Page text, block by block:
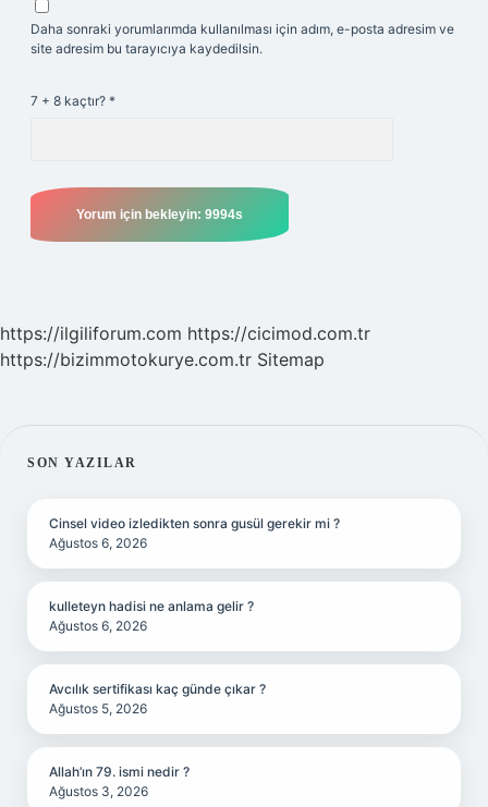
Daha sonraki yorumlarımda kullanılması için adım, e-posta adresim ve
site adresim bu tarayıcıya kaydedilsin.
7 + 8 kaçtır? *
https://ilgiliforum.com https://cicimod.com.tr
https://bizimmotokurye.com.tr Sitemap
SIDEBAR
SON YAZILAR
Cinsel video izledikten sonra gusül gerekir mi ?
Ağustos 6, 2026
kulleteyn hadisi ne anlama gelir ?
Ağustos 6, 2026
Avcılık sertifikası kaç günde çıkar ?
Ağustos 5, 2026
Allah’ın 79. ismi nedir ?
Ağustos 3, 2026